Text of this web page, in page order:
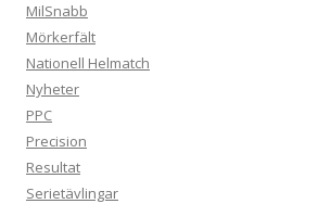
MilSnabb
Mörkerfält
Nationell Helmatch
Nyheter
PPC
Precision
Resultat
Serietävlingar